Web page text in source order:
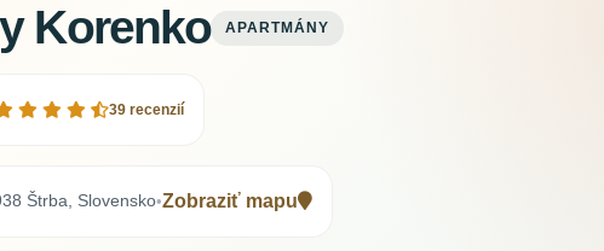
Korenko APARTMÁNY
39 recenzií
Štrba, Slovensko•Zobraziť mapu